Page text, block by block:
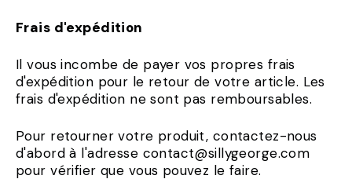
Frais d'expédition
Il vous incombe de payer vos propres frais
d'expédition pour le retour de votre article. Les
frais d'expédition ne sont pas remboursables.
Pour retourner votre produit, contactez-nous
d'abord à l'adresse contact@sillygeorge.com
pour vérifier que vous pouvez le faire.